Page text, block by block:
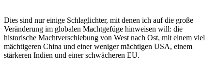
Dies sind nur einige Schlaglichter, mit denen ich auf die große
Veränderung im globalen Machtgefüge hinweisen will: die
historische Machtverschiebung von West nach Ost, mit einem viel
mächtigeren China und einer weniger mächtigen USA, einem
stärkeren Indien und einer schwächeren EU.